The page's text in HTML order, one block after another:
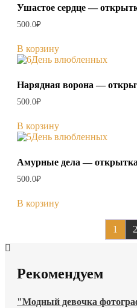
Ушастое сердце —
500.0₽
В корзину
Нарядная ворона —
500.0₽
В корзину
Амурные дела — открытка
500.0₽
В корзину
1 2
Рекомендуем
"Модный девочка